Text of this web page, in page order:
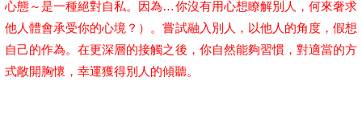
心態～是一種絕對自私。因為…你沒有用心想瞭解別人，何來奢求
他人體會承受你的心境？）。嘗試融入別人，以他人的角度，假想
自己的作為。在更深層的接觸之後，你自然能夠習慣，對適當的方
式敞開胸懷，幸運獲得別人的傾聽。